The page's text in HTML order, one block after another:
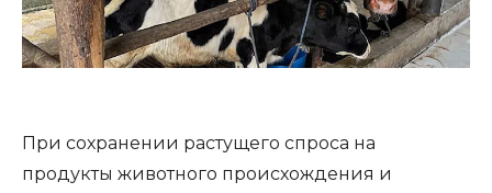
При сохранении растущего спроса на
продукты животного происхождения и